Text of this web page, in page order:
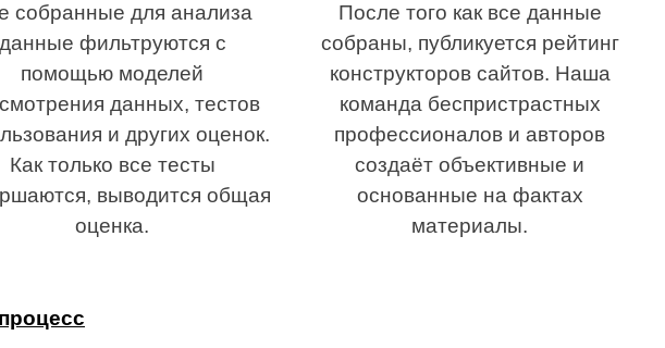
собранные для анализа
данные фильтруются с
помощью моделей
данных, тестов
и других оценок.
Как только все тесты
выводится общая
оценка.
После того как все данные
собраны, публикуется рейтинг
конструкторов сайтов. Наша
команда беспристрастных
профессионалов и авторов
создаёт объективные и
основанные на фактах
материалы.